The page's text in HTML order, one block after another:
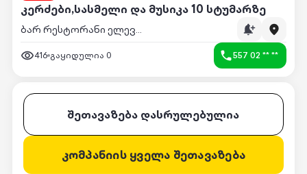
კერძები,სასმელი და მუსიკა 10 სტუმარზე
ბარ რესტორანი ელევენ ელევენ
416 გაყიდულია 0 557 02 ** **
შეთავაზება დასრულებულია
კომპანიის ყველა შეთავაზება